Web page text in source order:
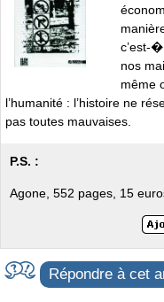
c’est-
nos
même
l’humanité : l’histoire ne
pas toutes mauvaises.
P.S. :
Agone, 552 pages, 15
Répondre à cet